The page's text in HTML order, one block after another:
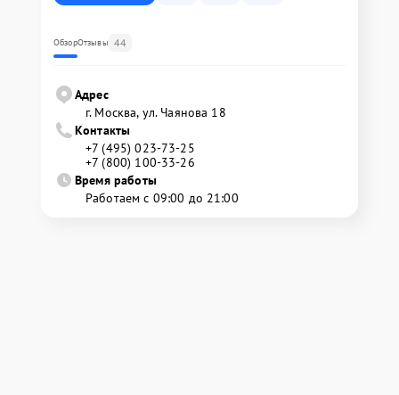
ОбзорОтзывы 44
Адрес
г. Москва, ул. Чаянова 18
Контакты
+7 (495) 023-73-25
+7 (800) 100-33-26
Время работы
Работаем с 09:00 до 21:00